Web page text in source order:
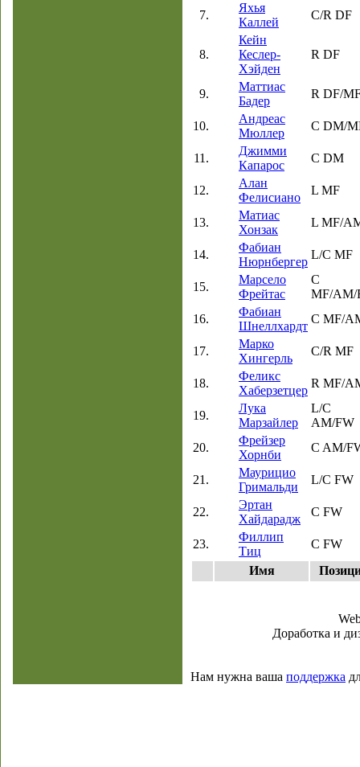
7.
Яхья
Каллей
C/R DF
8.
Кейн
Кеслер-
Хэйден
R DF
9.
Маттиас
Бадер
R DF/
10.
Андреас
Мюллер
C DM/
11.
Джимми
Капарос
C DM
12.
Алан
Фелисиано
L MF
13.
Матиас
Хонзак
L MF/
14.
Фабиан
Нюрнбергер
L/C MF
15.
Марсело
Фрейтас
C
MF/AM/
16.
Фабиан
Шнеллхардт
C MF/
17.
Марко
Хингерль
C/R MF
18.
Феликс
Хаберзетцер
R MF/
19.
Лука
Марзайлер
L/C
AM/FW
20.
Фрейзер
Хорнби
C AM/
21.
Маурицио
Гримальди
L/C FW
22.
Эртан
Хайдарадж
C FW
23.
Филлип
Тиц
C FW
Имя
Доработка и
Нам нужна ваша поддержка